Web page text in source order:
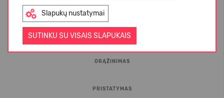
Slapukų nustatymai
SUTINKU SU VISAIS SLAPUKAIS
INFORMACIJA PIRKĖJUI
D.U.K.
GRĄŽINIMAS
PRISTATYMAS